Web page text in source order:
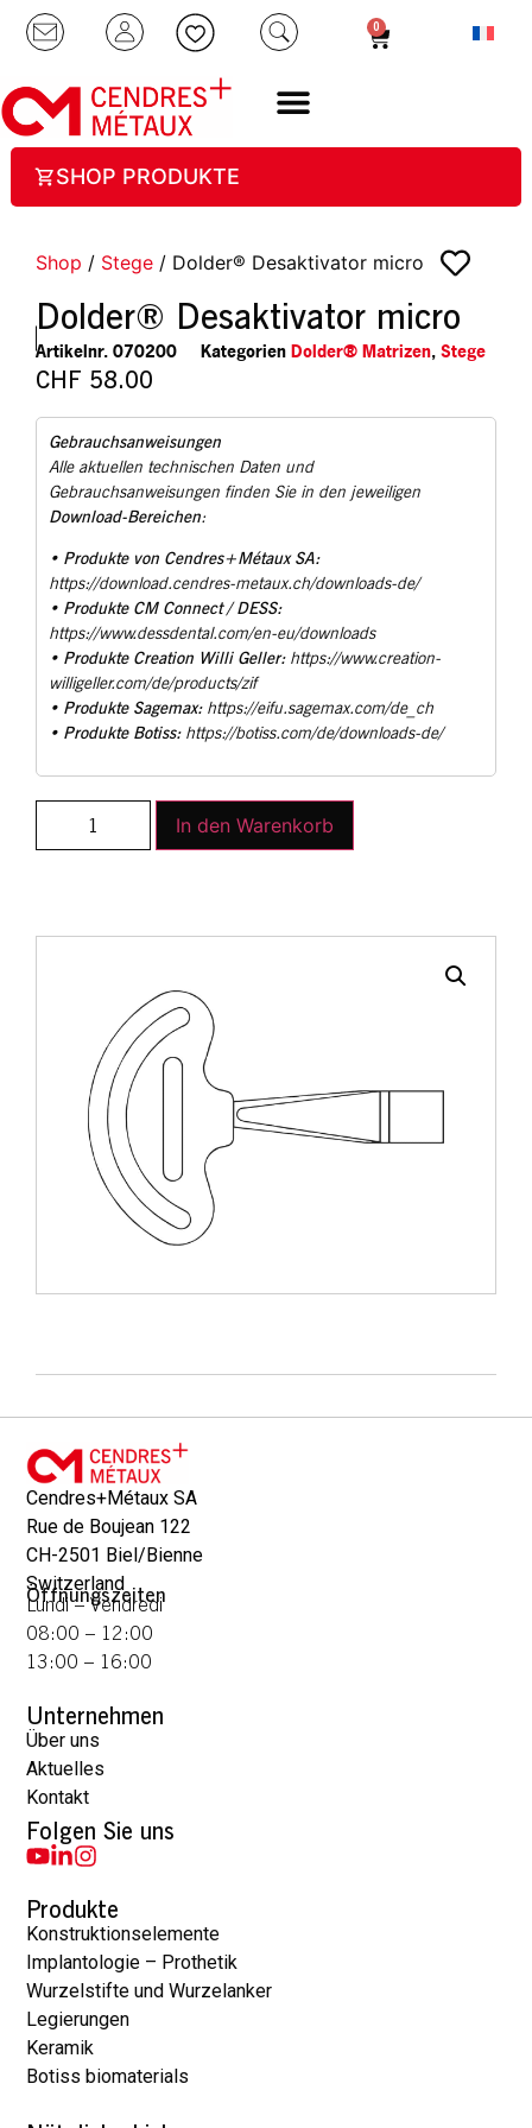
0
SHOP PRODUKTE
Shop / Stege / Dolder® Desaktivator micro
Dolder® Desaktivator micro
Artikelnr. 070200 Kategorien Dolder® Matrizen, Stege
CHF 58.00
Gebrauchsanweisungen
Alle aktuellen technischen Daten und
Gebrauchsanweisungen finden Sie in den jeweiligen
Download-Bereichen:
• Produkte von Cendres+Métaux SA:
https://download.cendres-metaux.ch/downloads-de/
• Produkte CM Connect / DESS:
https://www.dessdental.com/en-eu/downloads
• Produkte Creation Willi Geller: https://www.creation-
willigeller.com/de/products/zif
• Produkte Sagemax: https://eifu.sagemax.com/de_ch
• Produkte Botiss: https://botiss.com/de/downloads-de/
In den Warenkorb
Cendres+Métaux SA
Rue de Boujean 122
CH-2501 Biel/Bienne
Switzerland
Öffnungszeiten
Lundi – Vendredi
08:00 – 12:00
13:00 – 16:00
Unternehmen
Über uns
Aktuelles
Kontakt
Folgen Sie uns
Produkte
Konstruktionselemente
Implantologie – Prothetik
Wurzelstifte und Wurzelanker
Legierungen
Keramik
Botiss biomaterials